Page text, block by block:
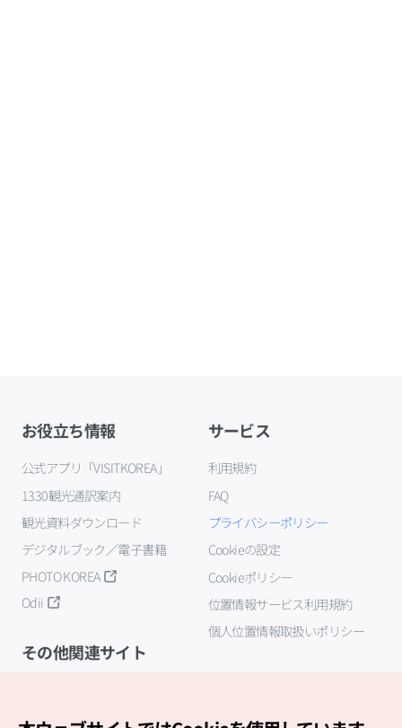
お役立ち情報
公式アプリ「VISITKOREA」
1330観光通訳案内
観光資料ダウンロード
デジタルブック／電子書籍
PHOTO KOREA
Odii
サービス
利用規約
FAQ
プライバシーポリシー
Cookieの設定
Cookieポリシー
位置情報サービス利用規約
個人位置情報取扱いポリシー
その他関連サイト